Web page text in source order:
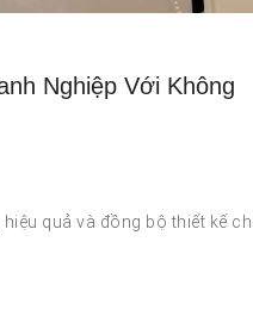
Nghiệp Với Không
quả và đồng bộ thiết kế